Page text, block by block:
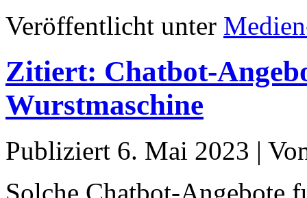
Veröffentlicht unter
Zitiert: Chatbot-
Wurstmaschine
Publiziert 6. Mai 2023 |